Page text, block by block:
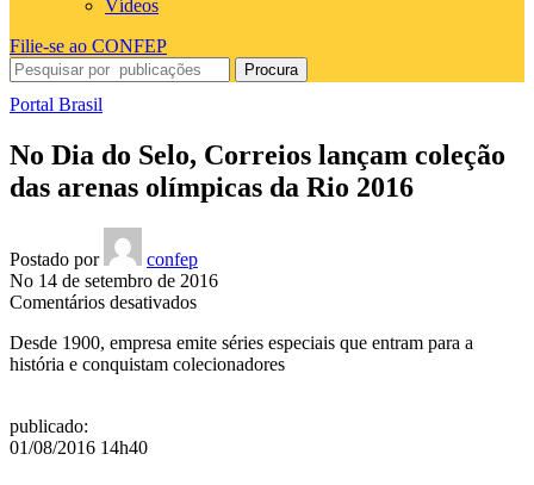
Vídeos
Filie-se ao CONFEP
Procura
Portal Brasil
No Dia do Selo, Correios lançam coleção
das arenas olímpicas da Rio 2016
Postado por
confep
No 14 de setembro de 2016
Comentários desativadosem
Dia
do
Desde 1900, empresa emite séries especiais que entram para a
história e conquistam colecionadores
publicado:
01/08/2016 14h40